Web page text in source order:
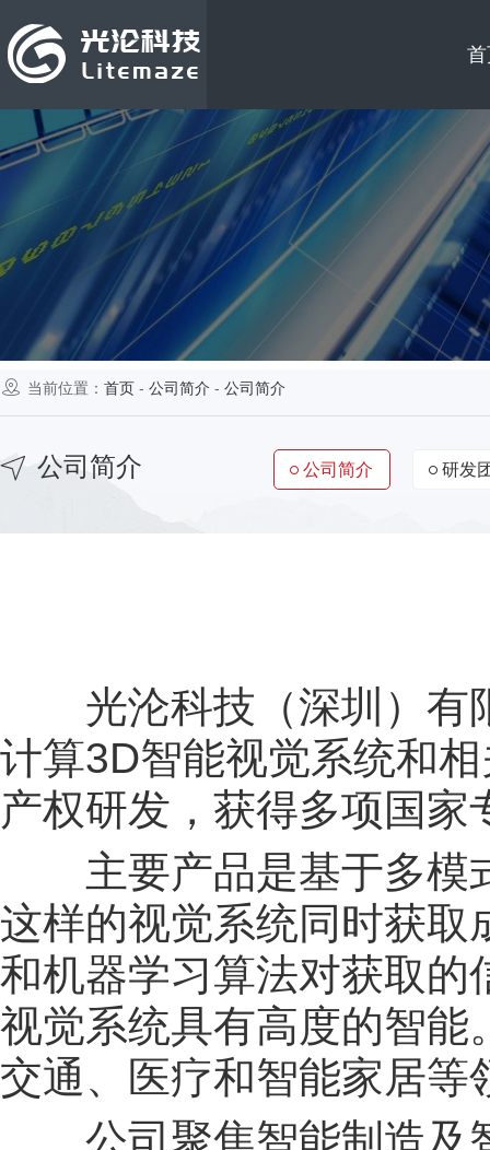
当前位置： 首页 - 公司简介 - 公司简介
公司简介 公司简介 研发
光沦科技（深圳）有
计算3D智能视觉系统和
产权研发，获得多项国家
主要产品是基于多模
这样的视觉系统同时获取
和机器学习算法对获取的
视觉系统具有高度的智能
交通、医疗和智能家居等
公司聚焦智能制造及